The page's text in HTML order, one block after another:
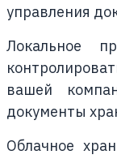
управления
Локальное
вашей
документы
Облачное